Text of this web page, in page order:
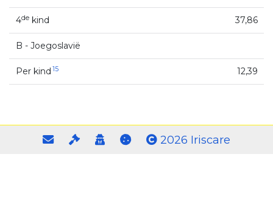
4dekind 37,86
B - Joegoslavië
Per kind 15 12,39
2026 Iriscare